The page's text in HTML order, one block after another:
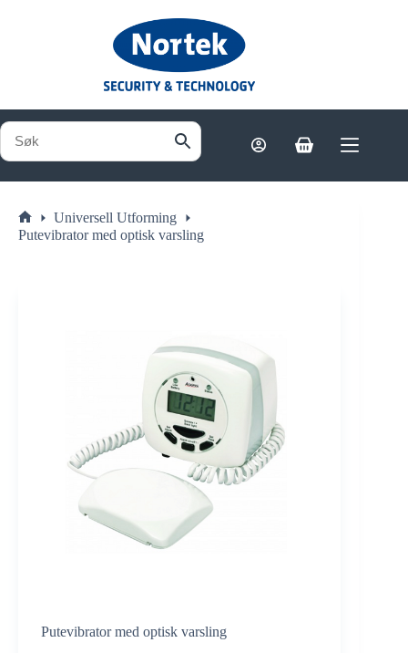
Handlekurv
Hjem
Universell Utforming
Putevibrator med optisk varsling
Putevibrator med optisk varsling